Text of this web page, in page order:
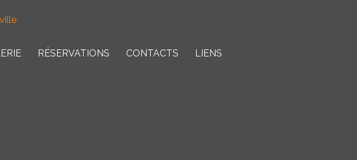
RÉSERVATIONS CONTACTS LIENS